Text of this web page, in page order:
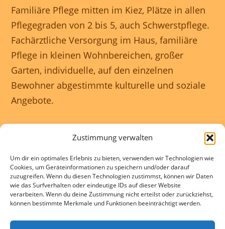
Zustimmung verwalten
Um dir ein optimales Erlebnis zu bieten, verwenden wir Technologien wie
Cookies, um Geräteinformationen zu speichern und/oder darauf
zuzugreifen. Wenn du diesen Technologien zustimmst, können wir Daten
wie das Surfverhalten oder eindeutige IDs auf dieser Website
verarbeiten. Wenn du deine Zustimmung nicht erteilst oder zurückziehst,
können bestimmte Merkmale und Funktionen beeinträchtigt werden.
Familiäre Pflege mitten im Kiez, Plätze in allen
Pflegegraden von 2 bis 5, auch Schwerstpflege.
Fachärztliche Versorgung im Haus, familiäre
Pflege in kleinen Wohnbereichen, großer
Garten, individuelle, auf den einzelnen
Bewohner abgestimmte kulturelle und soziale
Angebote.
gewährleisten eine 24 Stunden rundum
Betreuung.
Kontakte und Beratung individuell und
kostenlos.